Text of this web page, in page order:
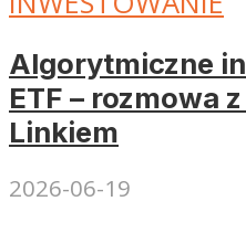
Algorytmiczne
ETF – rozmowa
Linkiem
2026-06-19